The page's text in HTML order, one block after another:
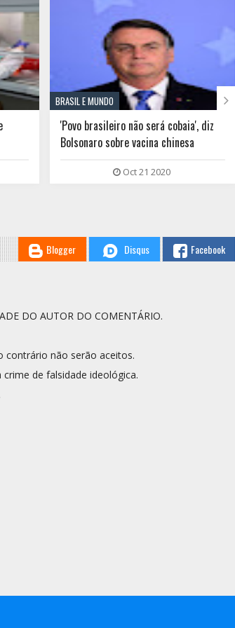
BRASIL E MUNDO
'Povo brasileiro não será cobaia', diz
Bolsonaro sobre vacina chinesa
Oct 21 2020

Blogger Disqus Facebook
DO AUTOR DO COMENTÁRIO.
contrário não serão aceitos.
de falsidade ideológica.